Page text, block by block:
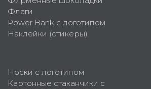
Флаги
Power Bank с логотипом
Наклейки (стикеры)
Носки с логотипом
Картонные стаканчики с